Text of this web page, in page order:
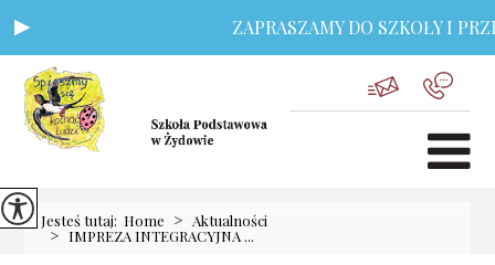
ZAPRASZAMY DO SZKOŁY I
Jesteś tutaj: Home > Aktualności
> IMPREZA INTEGRACYJNA ...